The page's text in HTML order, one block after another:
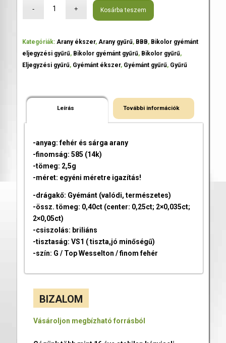
Kosárba teszem
Kategóriák: Arany ékszer, Arany gyűrű, BBB, Bikolor gyémánt
eljegyzési gyűrű, Bikolor gyémánt gyűrű, Bikolor gyűrű,
Eljegyzési gyűrű, Gyémánt ékszer, Gyémánt gyűrű, Gyűrű
Leírás További információk
-anyag: fehér és sárga arany
-finomság: 585 (14k)
-tömeg: 2,5g
-méret: egyéni méretre igazítás!
-drágakő: Gyémánt (valódi, természetes)
-össz. tömeg: 0,40ct (center: 0,25ct; 2×0,035ct;
2×0,05ct)
-csiszolás: briliáns
-tisztaság: VS1 ( tiszta,jó minőségű)
-szín: G / Top Wesselton / finom fehér
BIZALOM
Vásároljon megbízható forrásból